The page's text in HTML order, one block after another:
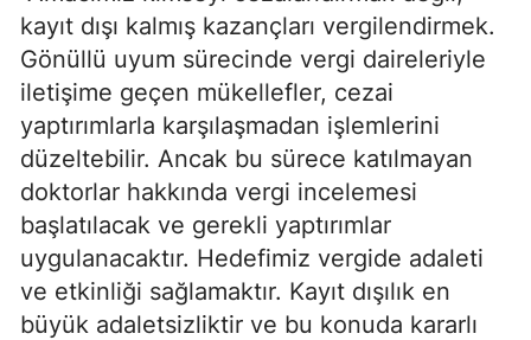
kayıt dışı kalmış kazançları vergilendirmek.
Gönüllü uyum sürecinde vergi daireleriyle
iletişime geçen mükellefler, cezai
yaptırımlarla karşılaşmadan işlemlerini
düzeltebilir. Ancak bu sürece katılmayan
doktorlar hakkında vergi incelemesi
başlatılacak ve gerekli yaptırımlar
uygulanacaktır. Hedefimiz vergide adaleti
ve etkinliği sağlamaktır. Kayıt dışılık en
büyük adaletsizliktir ve bu konuda kararlı